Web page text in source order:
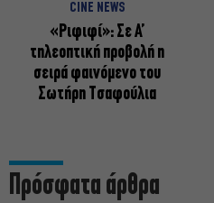
CINE NEWS
«Ριφιφί»: Σε Α’
τηλεοπτική προβολή η
σειρά φαινόμενο του
Σωτήρη Τσαφούλια
Πρόσφατα άρθρα